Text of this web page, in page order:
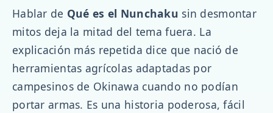
Hablar de Qué es el Nunchaku sin desmontar
mitos deja la mitad del tema fuera. La
explicación más repetida dice que nació de
herramientas agrícolas adaptadas por
campesinos de Okinawa cuando no podían
portar armas. Es una historia poderosa, fácil